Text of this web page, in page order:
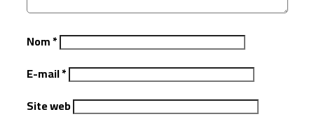
Nom*
E-mail*
Site web